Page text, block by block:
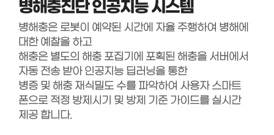
병해충진단 인공지능 시스템
병해충은 로봇이 예약된 시간에 자율 주행하여 병해에
대한 예찰을 하고
해충은 별도의 해충 포집기에 포획된 해충을 서버에서
자동 전송 받아 인공지능 딥러닝을 통한
병증 및 해충 재식밀도 수를 파악하여 사용자 스마트
폰으로 적정 방제시기 및 방제 기준 가이드를 실시간
제공 합니다.